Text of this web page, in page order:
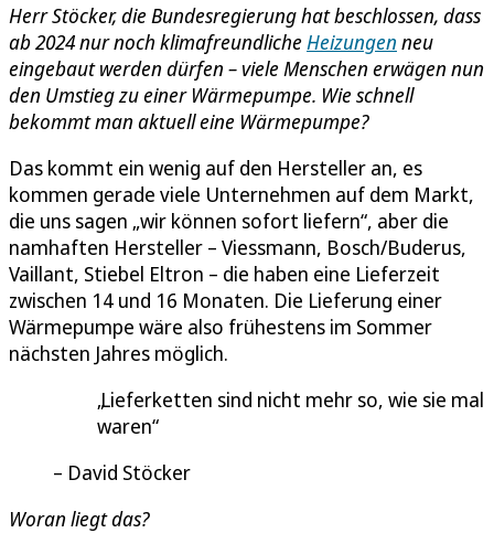
Herr Stöcker, die Bundesregierung hat beschlossen, dass
ab 2024 nur noch klimafreundliche Heizungen neu
eingebaut werden dürfen – viele Menschen erwägen nun
den Umstieg zu einer Wärmepumpe. Wie schnell
bekommt man aktuell eine Wärmepumpe?
Das kommt ein wenig auf den Hersteller an, es
kommen gerade viele Unternehmen auf dem Markt,
die uns sagen „wir können sofort liefern“, aber die
namhaften Hersteller – Viessmann, Bosch/Buderus,
Vaillant, Stiebel Eltron – die haben eine Lieferzeit
zwischen 14 und 16 Monaten. Die Lieferung einer
Wärmepumpe wäre also frühestens im Sommer
nächsten Jahres möglich.
Lieferketten sind nicht mehr so, wie sie mal
waren
David Stöcker
Woran liegt das?